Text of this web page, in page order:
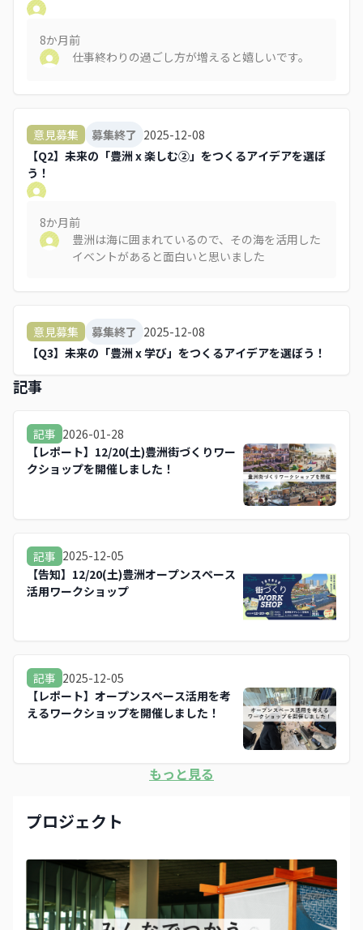
8か月前
仕事終わりの過ごし方が増えると嬉しいです。
意見募集 募集終了 2025-12-08
【Q2】未来の「豊洲 x 楽しむ②」をつくるアイデアを選ぼ
う！
8か月前
豊洲は海に囲まれているので、その海を活用した
イベントがあると面白いと思いました
意見募集 募集終了 2025-12-08
【Q3】未来の「豊洲 x 学び」をつくるアイデアを選ぼう！
記事
記事 2026-01-28
【レポート】12/20(土)豊洲街づくりワー
クショップを開催しました！
記事 2025-12-05
【告知】12/20(土)豊洲オープンスペース
活用ワークショップ
記事 2025-12-05
【レポート】オープンスペース活用を考
えるワークショップを開催しました！
もっと見る
プロジェクト